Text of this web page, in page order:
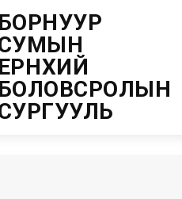
БОРНУУР
БОЛОВСРОЛЫН